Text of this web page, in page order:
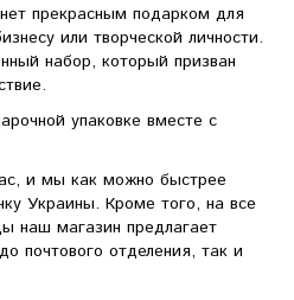
прекрасным подарком для
или творческой личности.
набор, который призван
упаковке вместе с
и мы как можно быстрее
Украины. Кроме того, на все
наш магазин предлагает
почтового отделения, так и